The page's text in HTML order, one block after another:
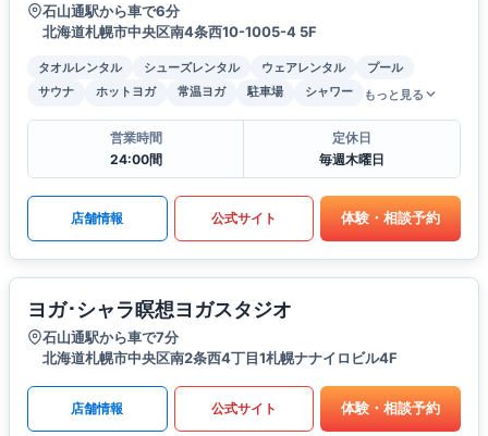
石山通駅から車で6分
北海道札幌市中央区南4条西10-1005-4 5F
タオルレンタル シューズレンタル ウェアレンタル
プール
サウナ
ホットヨガ 常温ヨガ 駐車場 シャワー もっと見る
営業時間
24:00間
定休日
毎週木曜日
店舗情報 公式サイト 体験・相談予約
ヨガ･シャラ瞑想ヨガスタジオ
石山通駅から車で7分
北海道札幌市中央区南2条西4丁目1札幌ナナイロビル4F
店舗情報 公式サイト 体験・相談予約